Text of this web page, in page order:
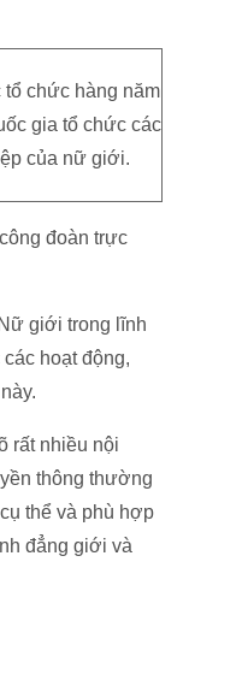
tổ chức hàng năm
gia tổ chức các
của nữ giới.
đoàn trực
giới trong lĩnh
hoạt động,
rất nhiều nội
thông thường
thể và phù hợp
đẳng giới và